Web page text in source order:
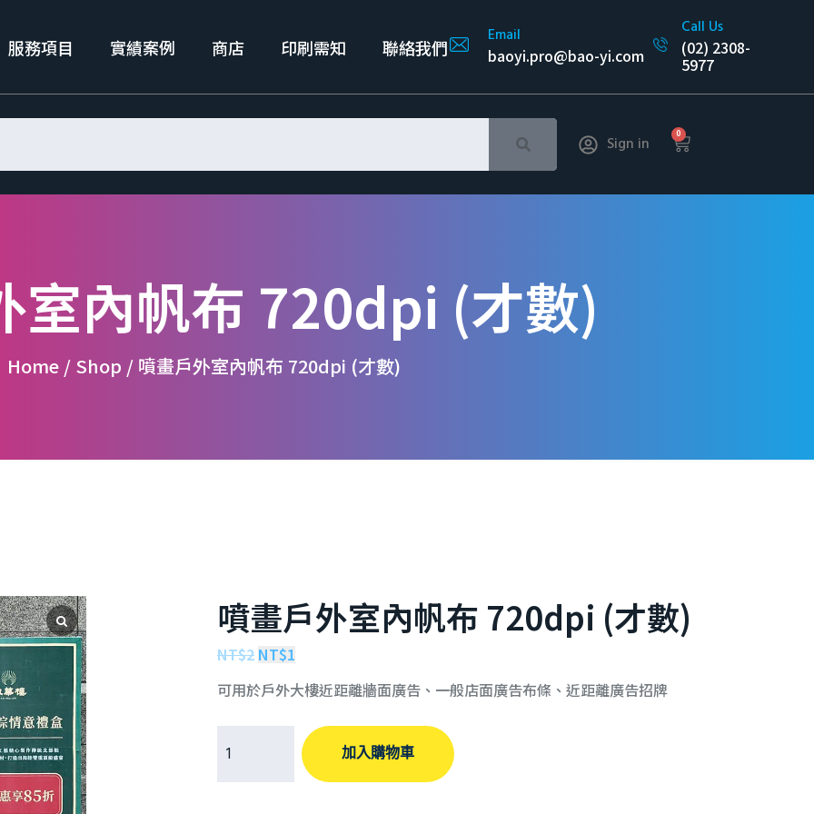
服務項目 實績案例 商店 印刷需知 聯絡我們 Email
baoyi.pro@bao-yi.com
Call Us
(02) 2308-
5977
Sign in 0
室內帆布 720dpi (才數)
Home / Shop / 噴畫戶外室內帆布 720dpi (才數)
噴畫戶外室內帆布 720dpi (才數)
NT$2 NT$1
可用於戶外大樓近距離牆面廣告、一般店面廣告布條、近距離廣告招牌
加入購物車